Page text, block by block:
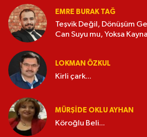
EMRE BURAK TAĞ
Teşvik Değil, Dönüşüm
Can Suyu mu, Yoksa
LOKMAN ÖZKUL
Kirli çark...
MÜRŞIDE OKLU AYHAN
Köroğlu Beli...